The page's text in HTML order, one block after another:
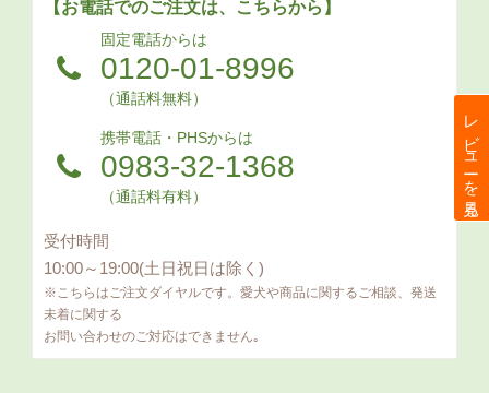
レビューを見る
【お電話でのご注文は、こちらから】
固定電話からは
0120-01-8996
（通話料無料）
携帯電話・PHSからは
0983-32-1368
（通話料有料）
受付時間
10:00～19:00(土日祝日は除く)
※こちらはご注文ダイヤルです。愛犬や商品に関するご相談、発送
未着に関する
お問い合わせのご対応はできません｡